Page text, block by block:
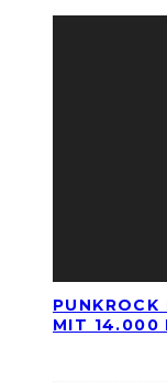
PUNKROCK
MIT 14.000